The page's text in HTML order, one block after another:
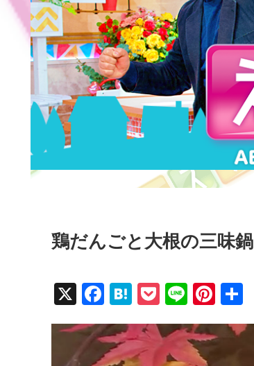
鶏だんごと大根の三味鍋
X
F
c
e
H
e
n
P
ck
et
Li
e
Pi
er
e